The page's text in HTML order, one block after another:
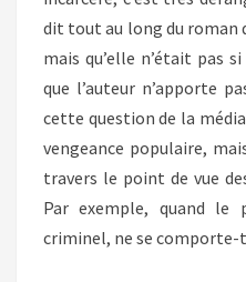
dit tout au long du roman
mais qu’elle n’était pas
que l’auteur n’apporte
cette question de la
vengeance populaire,
travers le point de vue
Par exemple, quand le
criminel, ne se comporte-